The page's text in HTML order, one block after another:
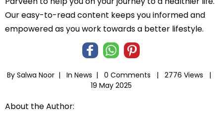
Our easy-to-read content keeps you informed and
empowered as you work towards a better lifestyle.
By Salwa Noor | In News | 0 Comments |
2776 Views |
19 May 2025
About the Author: